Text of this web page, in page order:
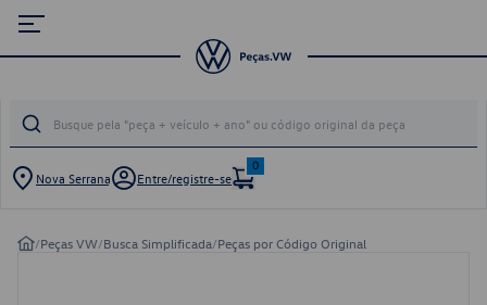
Nova Serrana Entre/registre-se
0
/Peças VW/Busca Simplificada/Peças por Código Original